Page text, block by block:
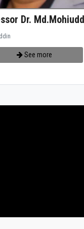
Dr.
See more